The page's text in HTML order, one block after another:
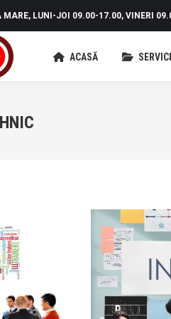
MARE, LUNI-JOI 09.00-17.00, VINERI
ACASĂ